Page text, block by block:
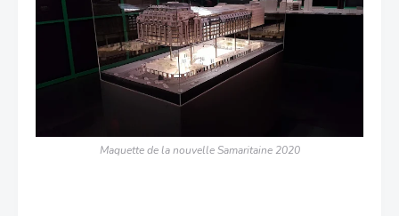
Maquette de la nouvelle Samaritaine 2020